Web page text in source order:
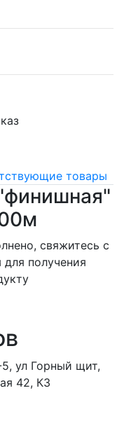
товары
свяжитесь с
получения
ул Горный щит,
42, К3